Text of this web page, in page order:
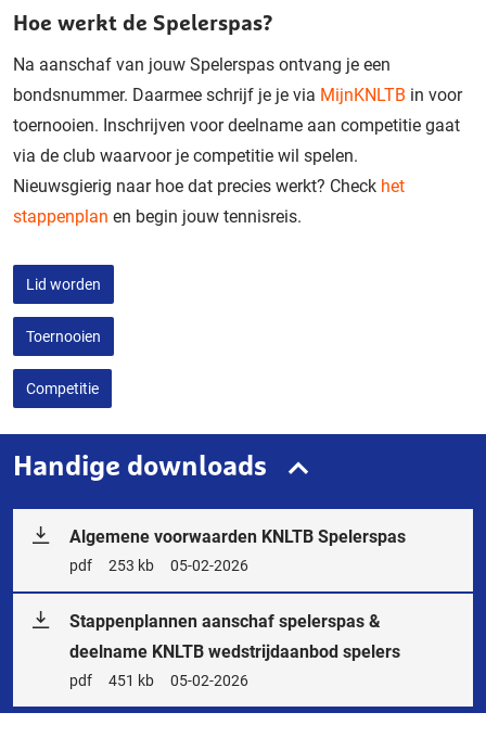
Hoe werkt de Spelerspas?
Na aanschaf van jouw Spelerspas ontvang je een
bondsnummer. Daarmee schrijf je je via MijnKNLTB in voor
toernooien. Inschrijven voor deelname aan competitie gaat
via de club waarvoor je competitie wil spelen.
Nieuwsgierig naar hoe dat precies werkt? Check het
stappenplan en begin jouw tennisreis.
Lid worden
Toernooien
Competitie
Handige downloads
Algemene voorwaarden KNLTB Spelerspas
Bestandstype
pdf Bestandsgrootte
253 kb Releasedatum
05-02-2026
Stappenplannen aanschaf spelerspas &
deelname KNLTB wedstrijdaanbod spelers
Bestandstype
pdf Bestandsgrootte
451 kb Releasedatum
05-02-2026